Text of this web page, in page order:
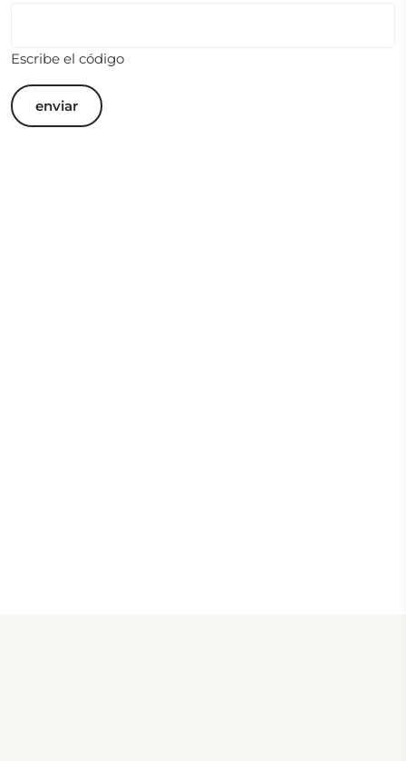
Escribe el código
enviar